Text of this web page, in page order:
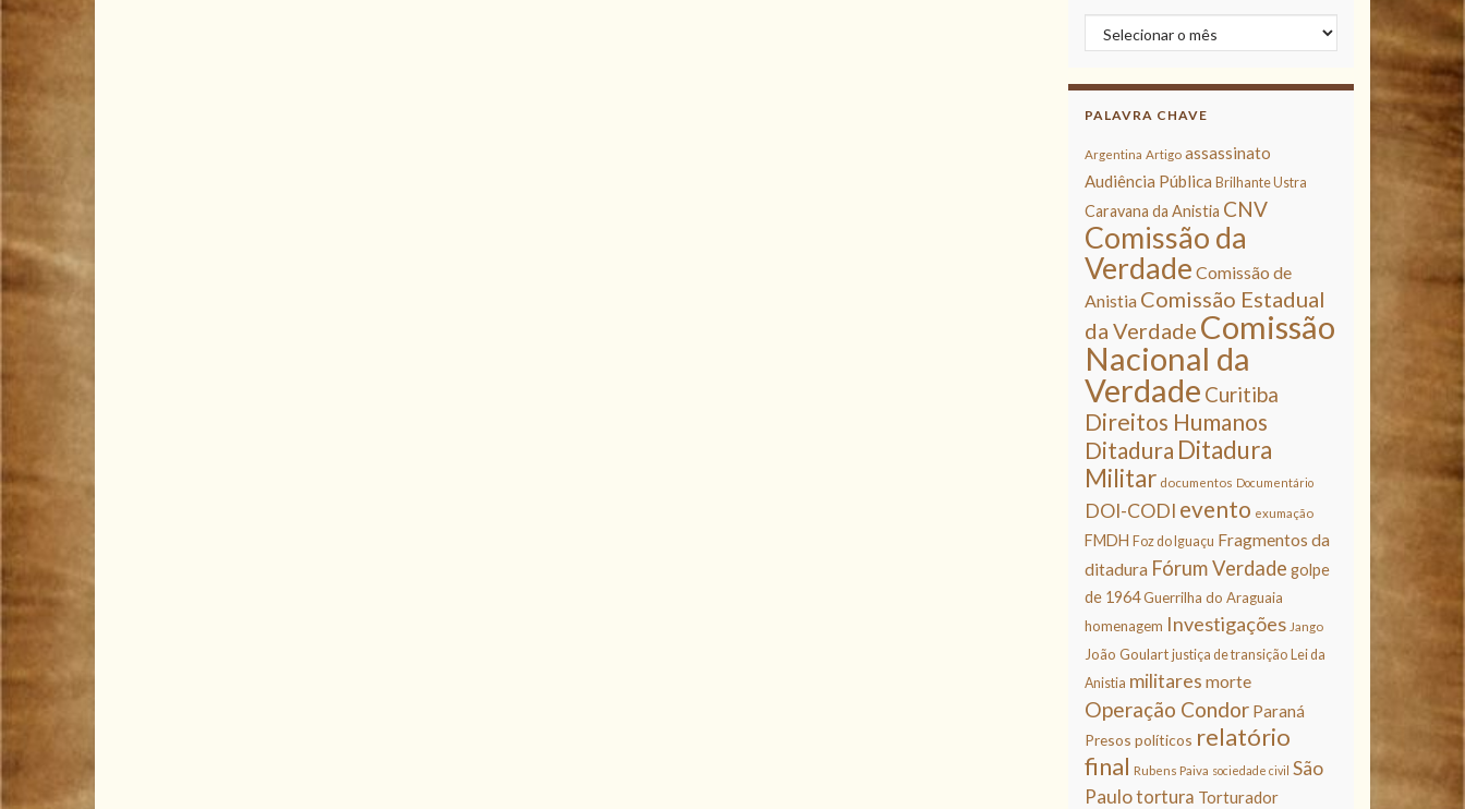
Arquivos
PALAVRA CHAVE
Argentina Artigo assassinato
Audiência Pública Brilhante Ustra
Caravana da Anistia CNV
Comissão da
Verdade Comissão de
Anistia Comissão Estadual
da Verdade Comissão
Nacional da
Verdade Curitiba
Direitos Humanos
Ditadura Ditadura
Militar documentos Documentário
DOI-CODI evento exumação
FMDH Foz do Iguaçu Fragmentos da
ditadura Fórum Verdade golpe
de 1964 Guerrilha do Araguaia
homenagem Investigações Jango
João Goulart justiça de transição Lei da
Anistia militares morte
Operação Condor Paraná
Presos políticos relatório
final Rubens Paiva sociedade civil São
Paulotortura Torturador